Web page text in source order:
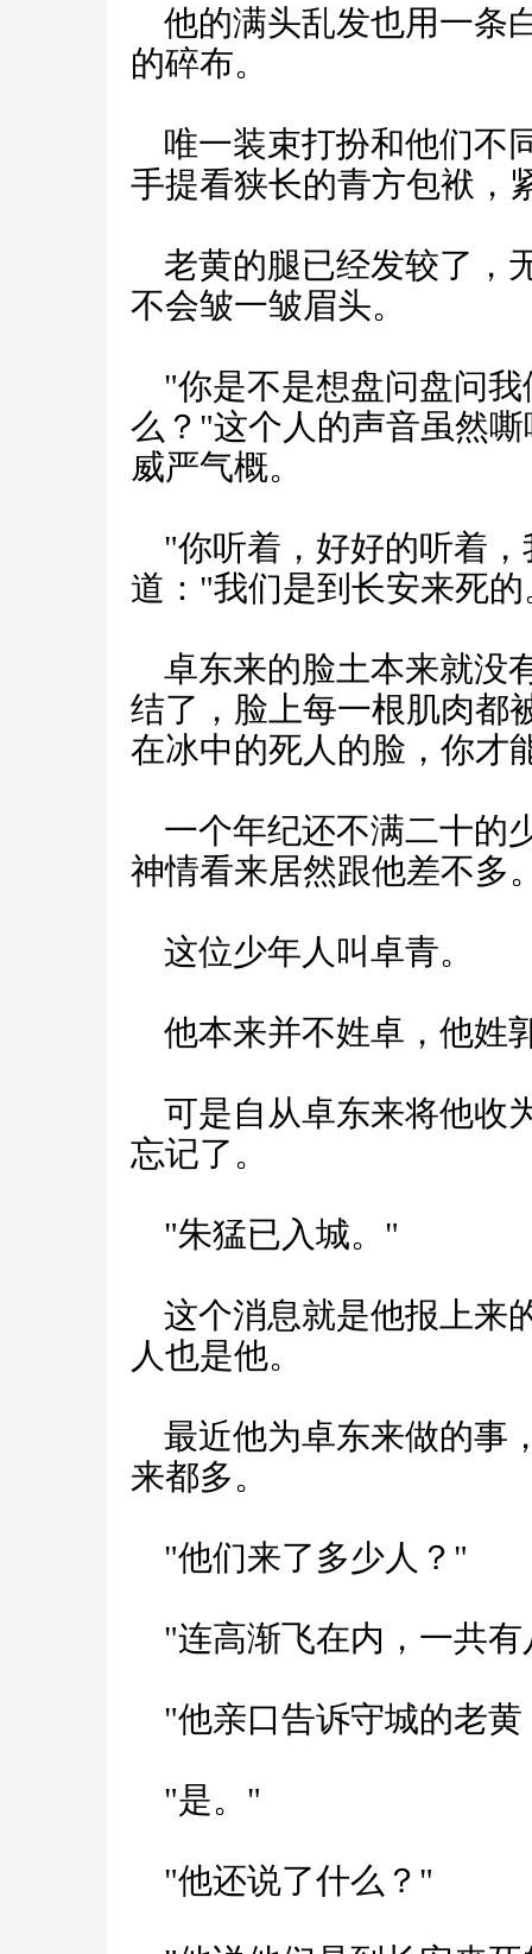
他的满头乱发也用一条
的碎布。
唯一装束打扮和他们不
手提看狭长的青方包袱，
老黄的腿已经发较了，
不会皱一皱眉头。
"你是不是想盘问盘问我
么？"这个人的声音虽然
威严气概。
"你听着，好好的听着，
道："我们是到长安来死
卓东来的脸土本来就没
结了，脸上每一根肌肉都
在冰中的死人的脸，你才
一个年纪还不满二十的
神情看来居然跟他差不多
这位少年人叫卓青。
他本来并不姓卓，他姓
可是自从卓东来将他收
忘记了。
"朱猛已入城。"
这个消息就是他报上来
人也是他。
最近他为卓东来做的事
来都多。
"他们来了多少人？"
"连高渐飞在内，一共有
"他亲口告诉守城的老黄
"是。"
"他还说了什么？"